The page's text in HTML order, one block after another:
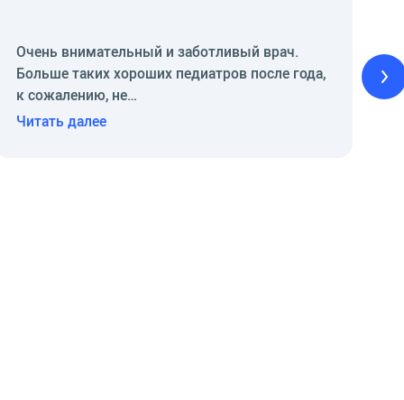
Очень внимательный и заботливый врач.
Больше таких хороших педиатров после года,
к сожалению, не…
Читать далее